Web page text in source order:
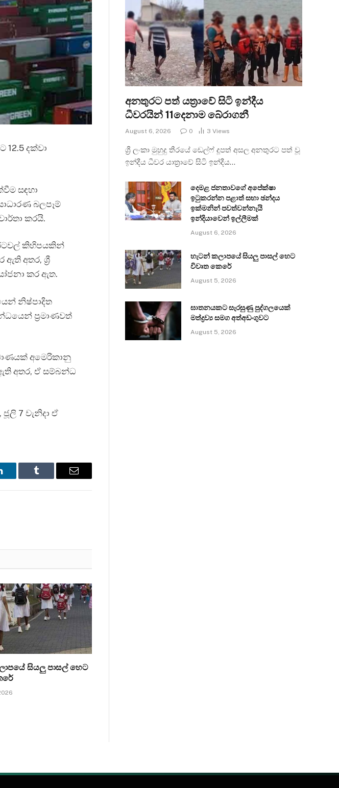
දක්වා
සඳහා
බලපෑම්
කරයි.
කිහිපයකින්
අතර, ශ්‍රී
කර ඇත.
නිෂ්පාදිත
ප්‍රමාණවත්
අමෙරිකානු
අතර, ඒ සම්බන්ධ
7 වැනිදා ඒ
Tumblr Email
සියලු පාසල් හෙට
අනතුරට පත් යත්‍රාවේ සිටි ඉන්දීය
ධීවරයින් 11දෙනාම බේරාගනී
August 6, 2026 0 3 Views
ශ්‍රී ලංකා මුහුදු තීරයේ ඩෙල්ෆ් දූපත් අසල අනතුරට පත් වූ
ඉන්දීය ධීවර යාත්‍රාවේ සිටි ඉන්දීය…
දෙමළ ජනතාවගේ අපේක්ෂා
ඉටුකරන්න පළාත් සභා ඡන්දය
ඉක්මනින් පවත්වන්නැයි
ඉන්දියාවෙන් ඉල්ලීමක්
August 6, 2026
හැටන් කලාපයේ සියලු පාසල් හෙට
විවෘත කෙරේ
August 5, 2026
ඝාතනයකට සැරසුණු පුද්ගලයෙක්
මත්ද්‍රව්‍ය සමග අත්අඩංගුවට
August 5, 2026